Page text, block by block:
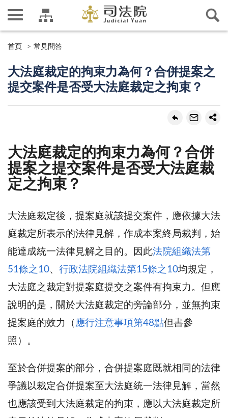
首頁 常見問答
大法庭裁定的拘束力為何？合併提案之
提交案件是否受大法庭裁定之拘束？
大法庭裁定的拘束力為何？合併
提案之提交案件是否受大法庭裁
定之拘束？
大法庭裁定後，提案庭就該提交案件，應依據大法
庭裁定所表示的法律見解，作成本案終局裁判，始
能達成統一法律見解之目的。因此法院組織法第
51條之10、 行政法院組織法第15條之10均規定，
大法庭之裁定對提案庭提交之案件有拘束力。但應
說明的是，關於大法庭裁定的旁論部分，並無拘束
提案庭的效力（ 應行注意事項第48點但書參
照）。
至於合併提案的部分，合併提案庭既就相同的法律
爭議以裁定合併提案至大法庭統一法律見解，當然
也應該受到大法庭裁定的拘束，應以大法庭裁定所